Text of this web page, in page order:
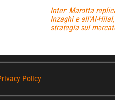
Inter: Marotta
Inzaghi e all’Al-
strategia sul
Policy